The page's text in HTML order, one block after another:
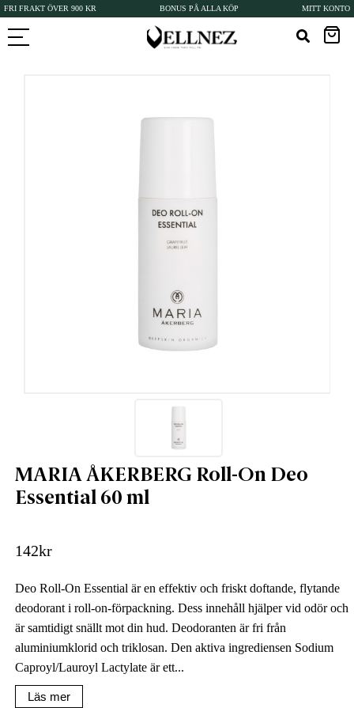
FRI FRAKT ÖVER 900 KR BONUS PÅ ALLA KÖP MITT KONTO
MARIA ÅKERBERG Roll-On Deo
Essential 60 ml
142kr
Deo Roll-On Essential är en effektiv och friskt doftande, flytande
deodorant i roll-on-förpackning. Dess innehåll hjälper vid odör och
är samtidigt snällt mot din hud. Deodoranten är fri från
aluminiumklorid och triklosan. Den aktiva ingrediensen Sodium
Caproyl/Lauroyl Lactylate är ett...
Läs mer